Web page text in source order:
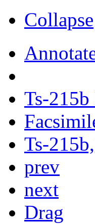
Collapse
Ts-
Ts-
prev
next
Drag